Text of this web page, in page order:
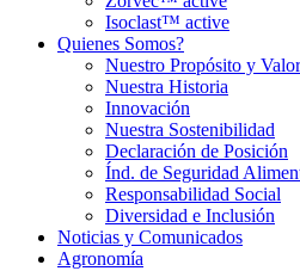
Isoclast™ active
Quienes Somos?
Nuestro Propósito y
Nuestra Historia
Innovación
Nuestra Sostenibilidad
Declaración de Posición
Índ. de Seguridad
Responsabilidad Social
Diversidad e Inclusión
Noticias y Comunicados
Agronomía